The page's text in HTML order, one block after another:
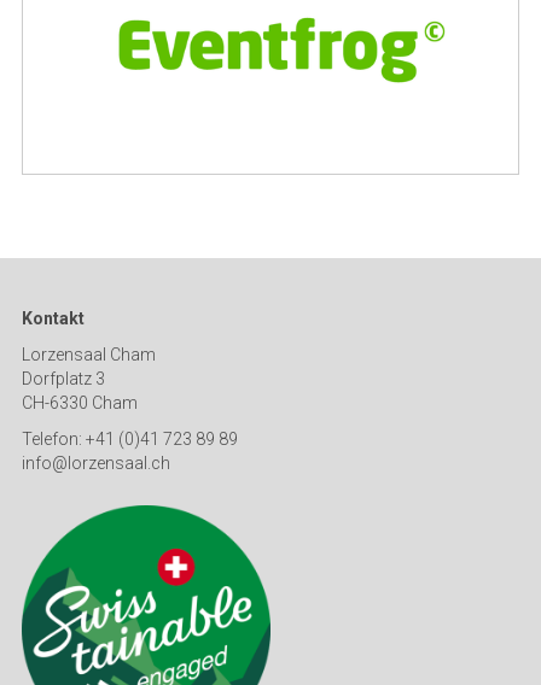
Kontakt
Lorzensaal Cham
Dorfplatz 3
CH-6330 Cham
Telefon: +41 (0)41 723 89 89
info@lorzensaal.ch